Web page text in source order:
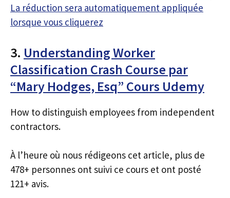
La réduction sera automatiquement appliquée
lorsque vous cliquerez
3. Understanding Worker
Classification Crash Course par
“Mary Hodges, Esq” Cours Udemy
How to distinguish employees from independent
contractors.
À l’heure où nous rédigeons cet article, plus de
478+ personnes ont suivi ce cours et ont posté
121+ avis.